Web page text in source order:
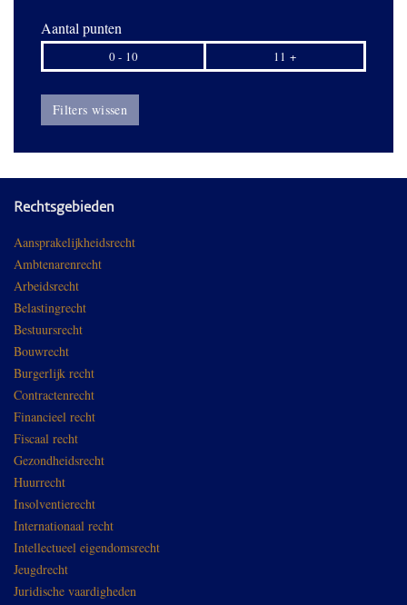
Aantal punten
0 - 10 11 +
Filters wissen
Rechtsgebieden
Aansprakelijkheidsrecht
Ambtenarenrecht
Arbeidsrecht
Belastingrecht
Bestuursrecht
Bouwrecht
Burgerlijk recht
Contractenrecht
Financieel recht
Fiscaal recht
Gezondheidsrecht
Huurrecht
Insolventierecht
Internationaal recht
Intellectueel eigendomsrecht
Jeugdrecht
Juridische vaardigheden